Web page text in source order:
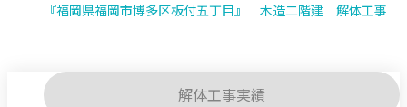
『福岡県福岡市博多区板付五丁目』 木造二階建 解体工事
解体工事実績